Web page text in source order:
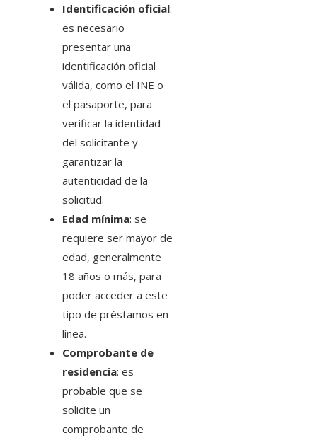
Identificación oficial:
es necesario
presentar una
identificación oficial
válida, como el INE o
el pasaporte, para
verificar la identidad
del solicitante y
garantizar la
autenticidad de la
solicitud.
Edad mínima: se
requiere ser mayor de
edad, generalmente
18 años o más, para
poder acceder a este
tipo de préstamos en
línea.
Comprobante de
residencia: es
probable que se
solicite un
comprobante de